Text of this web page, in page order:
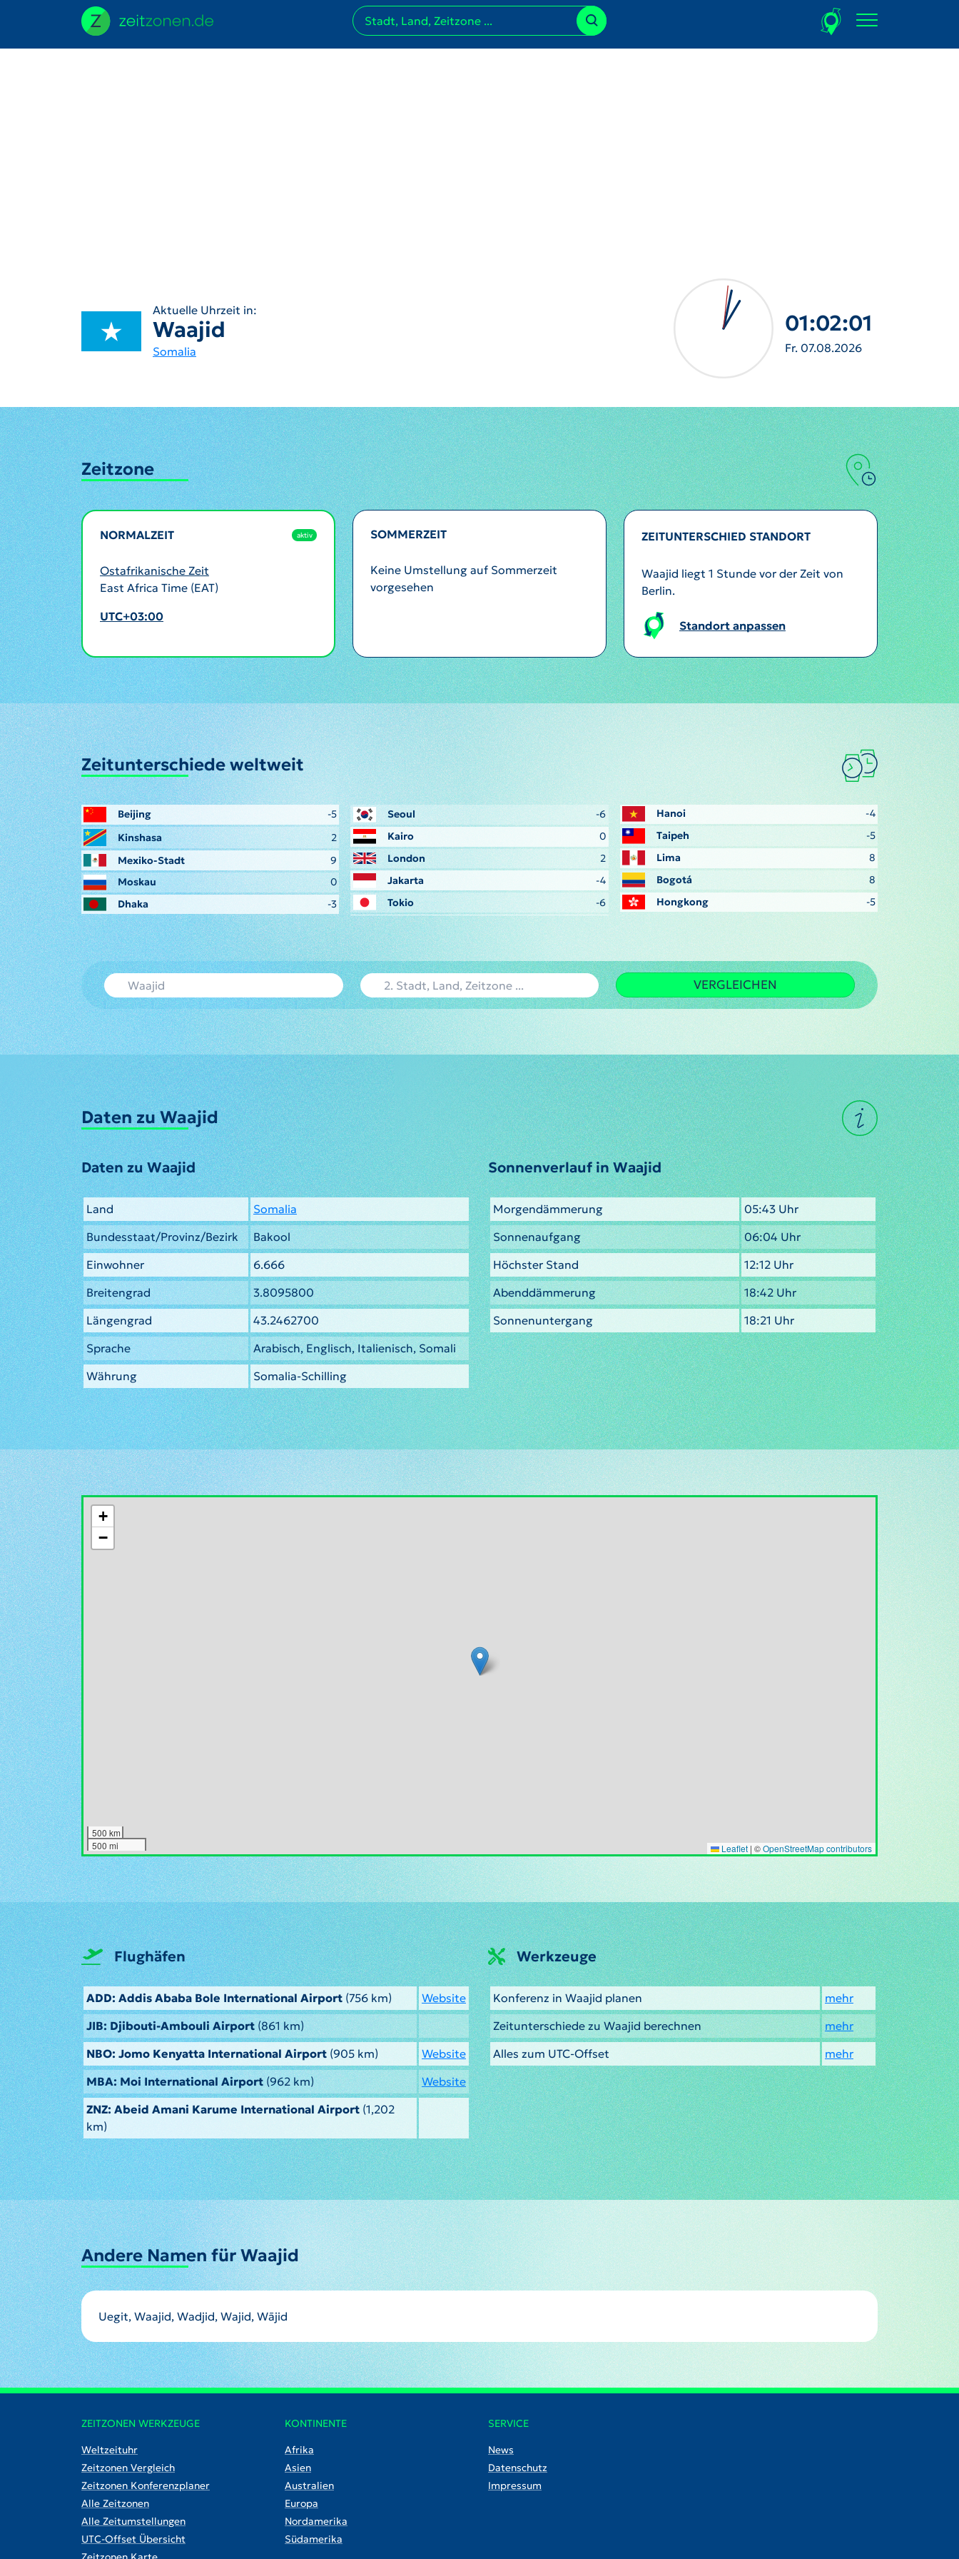
Aktuelle Uhrzeit in:
Waajid
Somalia
01:02:04
Fr. 07.08.2026
Zeitzone
NORMALZEIT aktiv
Ostafrikanische Zeit
East Africa Time (EAT)
UTC+03:00
SOMMERZEIT
Keine Umstellung auf Sommerzeit
vorgesehen
ZEITUNTERSCHIED STANDORT
Waajid liegt 1 Stunde vor der Zeit von
Berlin.
Standort anpassen
Zeitunterschiede weltweit
Beijing
-5
Kinshasa
2
Mexiko-Stadt
9
Moskau
0
Dhaka
-3
Seoul
-6
Kairo
0
London
2
Jakarta
-4
Tokio
-6
Hanoi
-4
Taipeh
-5
Lima
8
Bogotá
8
Hongkong
-5
VERGLEICHEN
Daten zu Waajid
Daten zu Waajid
Land
Somalia
Bundesstaat/Provinz/Bezirk
Bakool
Einwohner
6.666
Breitengrad
3.8095800
Längengrad
43.2462700
Sprache
Arabisch, Englisch, Italienisch, Somali
Währung
Somalia-Schilling
Sonnenverlauf in Waajid
Morgendämmerung
05:43 Uhr
Sonnenaufgang
06:04 Uhr
Höchster Stand
12:12 Uhr
Abenddämmerung
18:42 Uhr
Sonnenuntergang
18:21 Uhr
+
−
500 km
500 mi
Leaflet | ©OpenStreetMap contributors
Flughäfen
ADD: Addis Ababa Bole International Airport (756 km)
Website
JIB: Djibouti-Ambouli Airport(861 km)
NBO: Jomo Kenyatta International Airport (905 km)
Website
MBA: Moi International Airport(962 km)
Website
ZNZ: Abeid Amani Karume International Airport (1,202
km)
Werkzeuge
Konferenz in Waajid planen
mehr
Zeitunterschiede zu Waajid berechnen
mehr
Alles zum UTC-Offset
mehr
Andere Namen für Waajid
Uegit, Waajid, Wadjid, Wajid, Wājid
ZEITZONEN WERKZEUGE
Weltzeituhr
Zeitzonen Vergleich
Zeitzonen Konferenzplaner
Alle Zeitzonen
Alle Zeitumstellungen
UTC-Offset Übersicht
KONTINENTE
Afrika
Asien
Australien
Europa
Nordamerika
Südamerika
SERVICE
News
Datenschutz
Impressum